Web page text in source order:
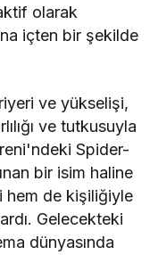
olarak
içten bir şekilde
ve yükselişi,
ve tutkusuyla
Spider-
bir isim haline
hem de kişiliğiyle
Gelecekteki
dünyasında